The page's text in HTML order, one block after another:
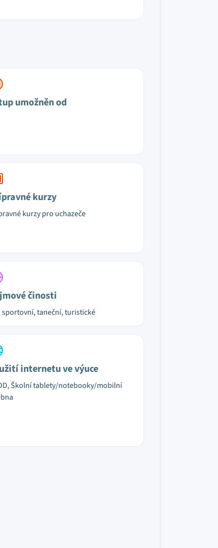
umožněn od
kurzy
kurzy pro uchazeče
činosti
sportovní, taneční, turistické
internetu ve výuce
Školní tablety/notebooky/mobilní